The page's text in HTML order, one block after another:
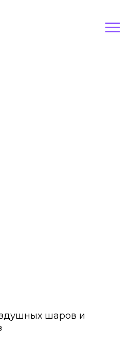
шаров и